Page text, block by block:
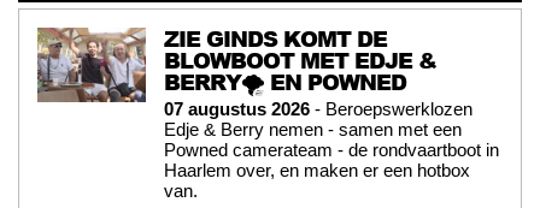
ZIE GINDS KOMT DE
BLOWBOOT MET EDJE &
BERRY🌪️ EN POWNED
07 augustus 2026 - Beroepswerklozen
Edje & Berry nemen - samen met een
Powned camerateam - de rondvaartboot in
Haarlem over, en maken er een hotbox
van.